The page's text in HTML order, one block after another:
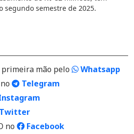
segundo semestre de 2025.
primeira mão pelo
Whatsapp
Telegram
Twitter
no
Facebook